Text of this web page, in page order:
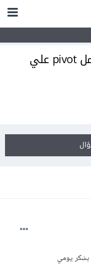
طريقة استخراج وعمل pivot علي
يومي